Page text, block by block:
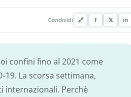
Condividi 🔗 f 𝕏 in
confini fino al 2021 come
19. La scorsa settimana,
internazionali. Perchè